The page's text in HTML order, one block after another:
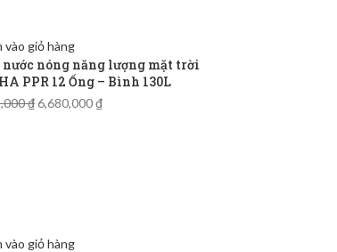
vào giỏ hàng
nóng năng lượng mặt trời
PPR 12 Ống – Bình 130L
₫6,680,000₫
vào giỏ hàng